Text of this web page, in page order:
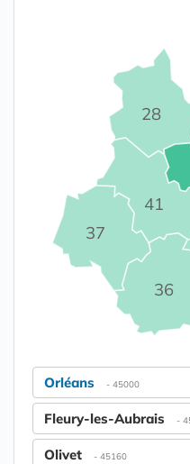
28
36
37
41
Orléans - 45000
Fleury-les-Aubrais -
Olivet - 45160